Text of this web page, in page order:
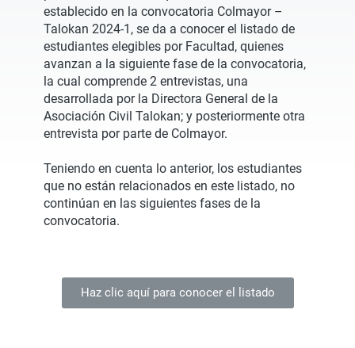
establecido en la convocatoria Colmayor –
Talokan 2024-1, se da a conocer el listado de
estudiantes elegibles por Facultad, quienes
avanzan a la siguiente fase de la convocatoria,
la cual comprende 2 entrevistas, una
desarrollada por la Directora General de la
Asociación Civil Talokan; y posteriormente otra
entrevista por parte de Colmayor.
Teniendo en cuenta lo anterior, los estudiantes
que no están relacionados en este listado, no
continúan en las siguientes fases de la
convocatoria.
Haz clic aquí para conocer el listado